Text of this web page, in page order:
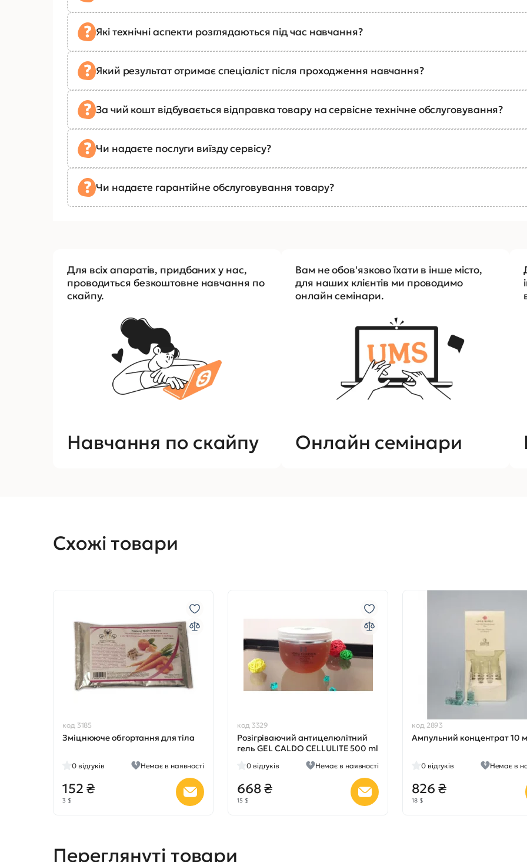
Які технічні аспекти розглядаються під час навчання?
Який результат отримає спеціаліст після проходження навчання?
За чий кошт відбувається відправка товару на сервісне технічне обслуговування?
Чи надаєте послуги виїзду сервісу?
Чи надаєте гарантійне обслуговування товару?
Для всіх апаратів, придбаних у нас,
проводиться безкоштовне навчання по
скайпу.
Навчання по скайпу
Вам не обов'язково їхати в інше місто,
для наших клієнтів ми проводимо
онлайн семінари.
Онлайн семінари
Схожі товари
код 3185
Зміцнююче обгортання для тіла
0 відгуків Немає в наявності
152 ₴
3 $
код 3329
Розігріваючий антицелюлітний
гель GEL CALDO CELLULITE 500 ml
0 відгуків Немає в наявності
668 ₴
15 $
код 2893
Ампульний концентрат 10
0 відгуків Немає в
826 ₴
18 $
Переглянуті товари